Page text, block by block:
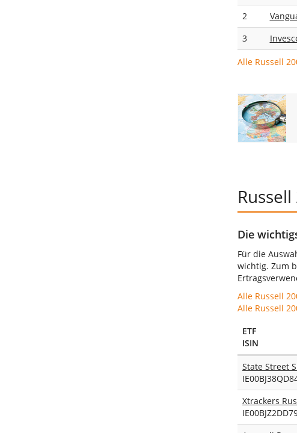
2
3
Alle Russell
Die
Für die
wichtig. Zum
Alle Russell
Alle Russell
ETF
ISIN